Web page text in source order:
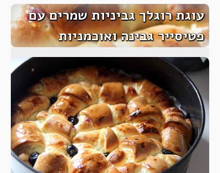
עוגת רוגלך גביניות שמרים עם
פטיסייר גבינה ואוכמניות